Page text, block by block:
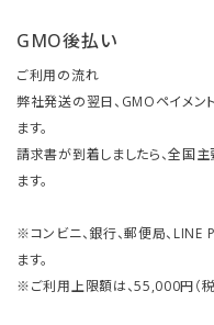
GMO後払い
ご利用の流れ
弊社発送の翌日、GMOペイメン
ます。
請求書が到着しましたら、全国
ます。
※コンビニ、銀行、郵便局、
ます。
※ご利用上限額は、55,000円（税